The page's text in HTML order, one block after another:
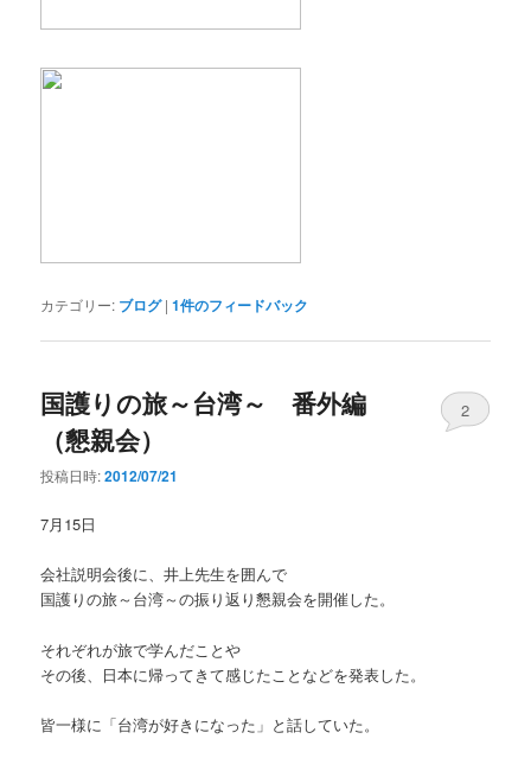
カテゴリー: ブログ |1件のフィードバック
国護りの旅～台湾～ 番外編
（懇親会）
投稿日時:2012/07/21
2
7月15日
会社説明会後に、井上先生を囲んで
国護りの旅～台湾～の振り返り懇親会を開催した。
それぞれが旅で学んだことや
その後、日本に帰ってきて感じたことなどを発表した。
皆一様に「台湾が好きになった」と話していた。